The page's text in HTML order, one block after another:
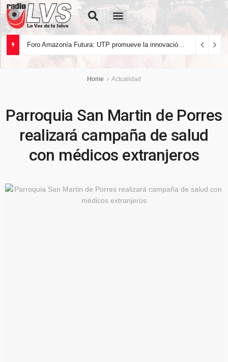
Home Actualidad
Parroquia San Martin de Porres
realizará campaña de salud
con médicos extranjeros